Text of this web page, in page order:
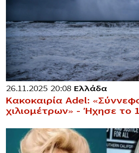
26.11.2025 20:08 Ελλάδα
Κακοκαιρία Adel:
χιλιομέτρων» – Ήχησε το